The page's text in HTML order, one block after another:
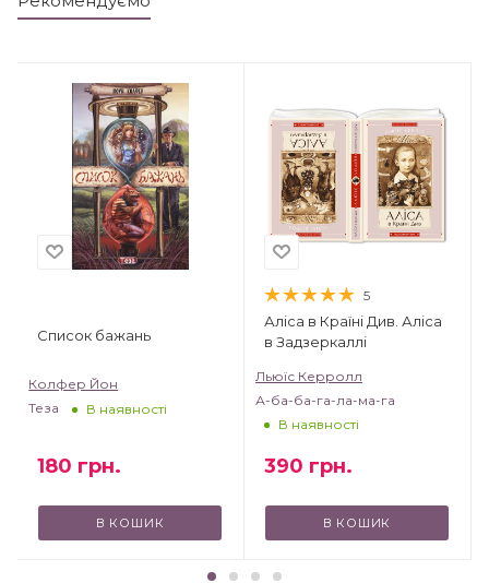
Список бажань
Колфер Йон
Теза
В наявності
180 грн.
В КОШИК
5
Аліса в Країні Див. Аліса
в Задзеркаллі
Льюїс Керролл
А-ба-ба-га-ла-ма-га
В наявності
390 грн.
В КОШИК